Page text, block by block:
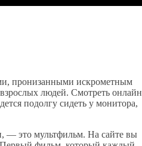
пронизанными искрометным
людей. Смотреть онлайн
подолгу сидеть у монитора,
— это мультфильм. На сайте вы